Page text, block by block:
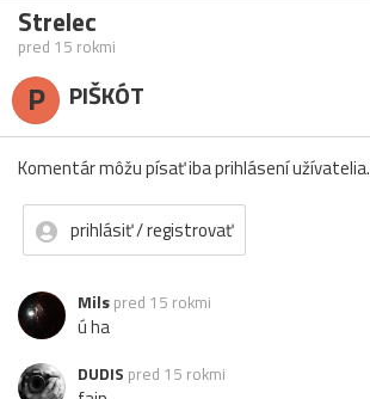
Strelec
pred 15 rokmi
P PIŠKÓT
Komentár môžu písať iba prihlásení užívatelia.
prihlásiť / registrovať
Mils pred 15 rokmi
ú ha
DUDIS pred 15 rokmi